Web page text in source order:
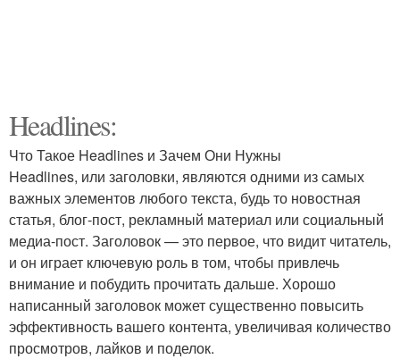
Headlines:
Что Такое Headlines и Зачем Они Нужны
Headlines, или заголовки, являются одними из самых
важных элементов любого текста, будь то новостная
статья, блог-пост, рекламный материал или социальный
медиа-пост. Заголовок — это первое, что видит читатель,
и он играет ключевую роль в том, чтобы привлечь
внимание и побудить прочитать дальше. Хорошо
написанный заголовок может существенно повысить
эффективность вашего контента, увеличивая количество
просмотров, лайков и поделок.